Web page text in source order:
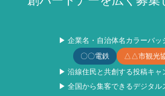
▶ 企業名・自治体名カラーバッ
〇〇電鉄
△△市観光
▶ 沿線住民と共創する投稿キャ
▶ 全国から集客できるデジタル